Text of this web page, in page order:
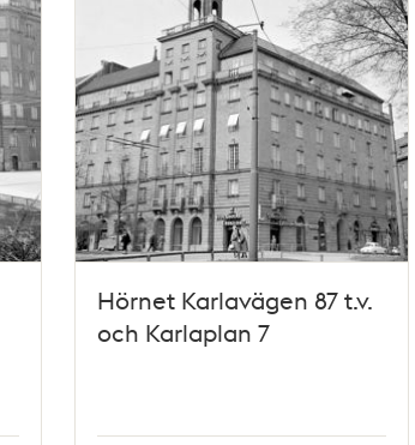
Hörnet Karlavägen 87 t.v.
och Karlaplan 7